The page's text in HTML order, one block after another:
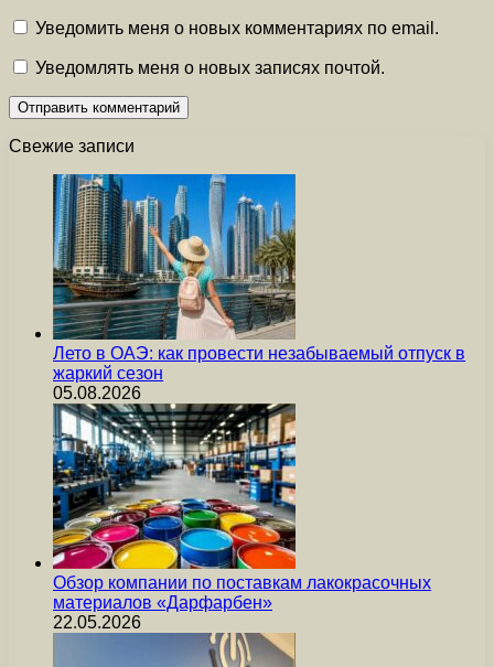
Уведомить меня о новых комментариях по email.
Уведомлять меня о новых записях почтой.
Свежие записи
Лето в ОАЭ: как провести незабываемый отпуск в
жаркий сезон
05.08.2026
Обзор компании по поставкам лакокрасочных
материалов «Дарфарбен»
22.05.2026